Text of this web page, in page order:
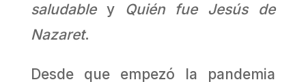
saludabley Quién fue Jesús de
Nazaret.
Desde que empezó la pandemia